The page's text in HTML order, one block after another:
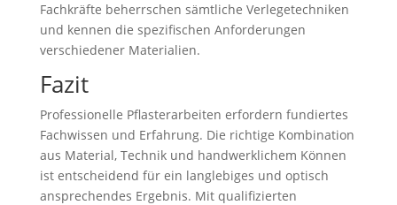
Fachkräfte beherrschen sämtliche Verlegetechniken
und kennen die spezifischen Anforderungen
verschiedener Materialien.
Fazit
Professionelle Pflasterarbeiten erfordern fundiertes
Fachwissen und Erfahrung. Die richtige Kombination
aus Material, Technik und handwerklichem Können
ist entscheidend für ein langlebiges und optisch
ansprechendes Ergebnis. Mit qualifizierten